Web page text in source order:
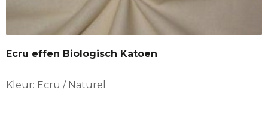
Ecru effen Biologisch Katoen
Kleur: Ecru / Naturel